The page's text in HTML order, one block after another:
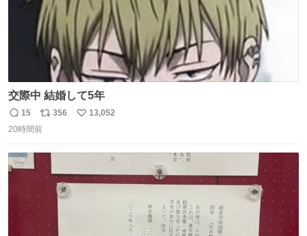
交際中 結婚して5年
返
信
15
リ
ポ
数
356
い
13,052
20時間前